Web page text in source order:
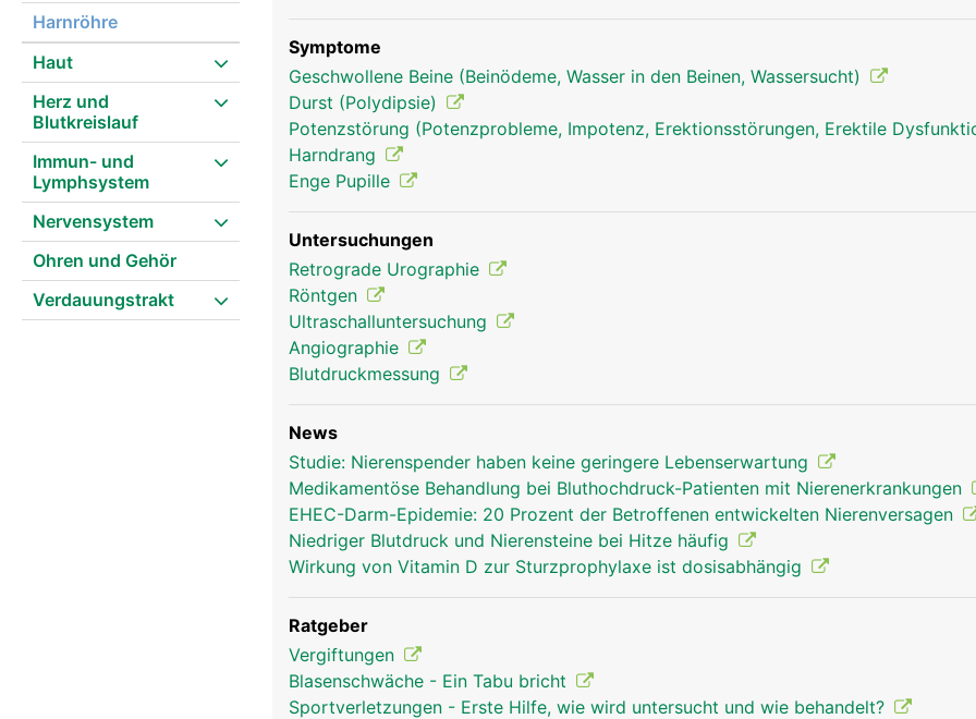
Harnröhre
Haut
Herz und
Blutkreislauf
Immun- und
Lymphsystem
Nervensystem
Ohren und Gehör
Verdauungstrakt
Symptome
Geschwollene Beine (Beinödeme, Wasser in den Beinen, Wassersucht)
Durst (Polydipsie)
Potenzstörung (Potenzprobleme, Impotenz, Erektionsstörungen, Erektile
Harndrang
Enge Pupille
Untersuchungen
Retrograde Urographie
Röntgen
Ultraschalluntersuchung
Angiographie
Blutdruckmessung
News
Studie: Nierenspender haben keine geringere Lebenserwartung
Medikamentöse Behandlung bei Bluthochdruck-Patienten mit Nierenerkrankungen
EHEC-Darm-Epidemie: 20 Prozent der Betroffenen entwickelten Nierenversagen
Niedriger Blutdruck und Nierensteine bei Hitze häufig
Wirkung von Vitamin D zur Sturzprophylaxe ist dosisabhängig
Ratgeber
Vergiftungen
Blasenschwäche - Ein Tabu bricht
Sportverletzungen - Erste Hilfe, wie wird untersucht und wie behandelt?